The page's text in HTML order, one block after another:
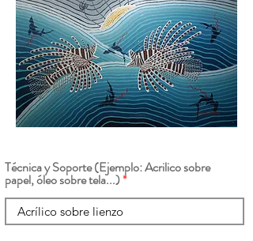
Técnica y Soporte (Ejemplo: Acrilico sobre
papel, óleo sobre tela...)